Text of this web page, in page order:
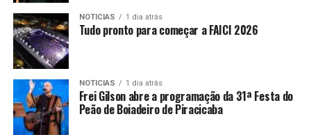
NOTICIAS 1 dia atrás
Tudo pronto para começar a FAICI 2026
NOTICIAS 1 dia atrás
Frei Gilson abre a programação da 31ª Festa do
Peão de Boiadeiro de Piracicaba